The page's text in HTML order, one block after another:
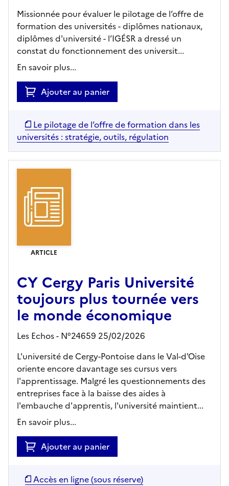
Missionnée pour évaluer le pilotage de l’offre de
formation des universités - diplômes nationaux,
diplômes d'université - l’IGÉSR a dressé un
constat du fonctionnement des universit...
En savoir plus...
Ajouter au panier
Le pilotage de l’offre de formation dans les
universités : stratégie, outils, régulation
ARTICLE
CY Cergy Paris Université
toujours plus tournée vers
le monde économique
Les Echos - N°24659 25/02/2026
L'université de Cergy-Pontoise dans le Val-d'Oise
oriente encore davantage ses cursus vers
l'apprentissage. Malgré les questionnements des
entreprises face à la baisse des aides à
l'embauche d'apprentis, l'université maintient...
En savoir plus...
Ajouter au panier
Accès en ligne (sous réserve)